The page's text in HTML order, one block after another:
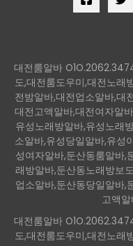
대전룸알바
도,대전룸도우미,대전노래
전밤알바,대전업소알바,대
대전고액알바,대전여자알
유성노래방알바,유성노래
소알바,유성당일알바,유성
성여자알바,둔산동룸알바,
래방알바,둔산동노래방보
업소알바,둔산동당일알바,
고액
대전룸알바
도,대전룸도우미,대전노래